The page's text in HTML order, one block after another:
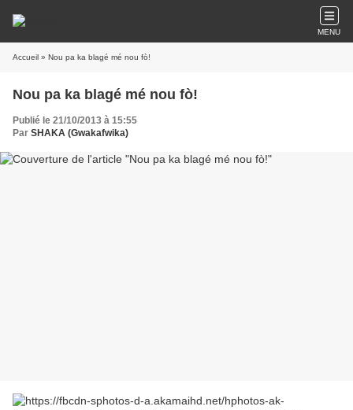
MENU
Accueil » Nou pa ka blagé mé nou fò!
Nou pa ka blagé mé nou fò!
Publié le 21/10/2013 à 15:55
Par SHAKA (Gwakafwika)